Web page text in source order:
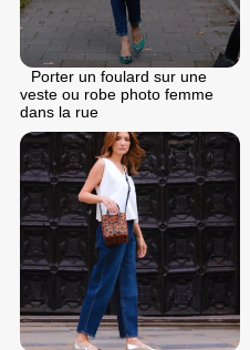
Porter un foulard sur une
veste ou robe photo femme
dans la rue